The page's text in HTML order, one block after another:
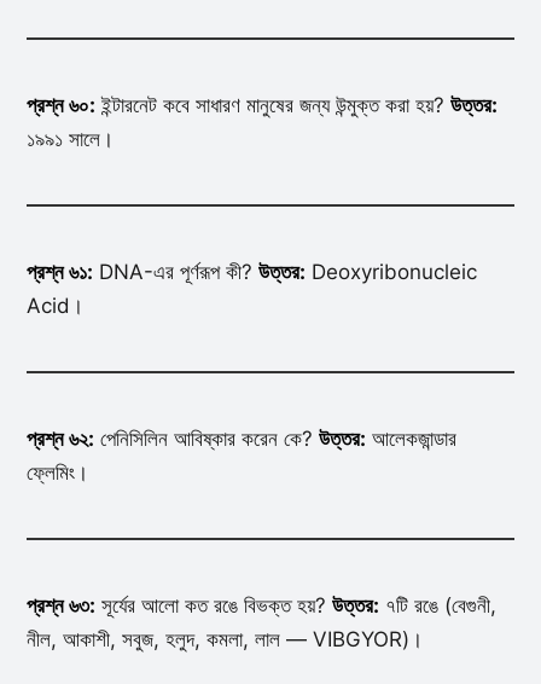
প্রশ্ন ৬০: ইন্টারনেট কবে সাধারণ মানুষের জন্য উন্মুক্ত করা হয়? উত্তর:
১৯৯১ সালে।
প্রশ্ন ৬১: DNA-এর পূর্ণরূপ কী? উত্তর: Deoxyribonucleic
Acid।
প্রশ্ন ৬২: পেনিসিলিন আবিষ্কার করেন কে? উত্তর: আলেকজান্ডার
ফ্লেমিং।
প্রশ্ন ৬৩: সূর্যের আলো কত রঙে বিভক্ত হয়? উত্তর: ৭টি রঙে (বেগুনী,
নীল, আকাশী, সবুজ, হলুদ, কমলা, লাল — VIBGYOR)।